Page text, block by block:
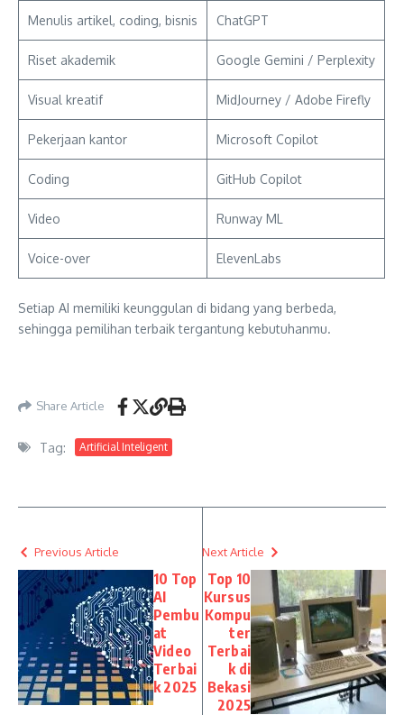
Menulis artikel, coding, bisnis ChatGPT
Riset akademik Google Gemini / Perplexity
Visual kreatif MidJourney / Adobe Firefly
Pekerjaan kantor Microsoft Copilot
Coding GitHub Copilot
Video Runway ML
Voice-over ElevenLabs
Setiap AI memiliki keunggulan di bidang yang berbeda,
sehingga pemilihan terbaik tergantung kebutuhanmu.
Share Article
Tag: Artificial Inteligent
Previous Article
10 Top
AI
Pembu
at
Video
Terbai
k 2025
Next Article
Top 10
Kursus
Kompu
ter
Terbai
k di
Bekasi
2025